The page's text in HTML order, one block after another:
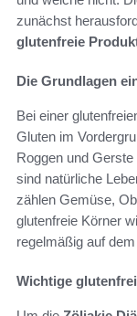
zunächst
glutenfreie
Die Grundlagen
Bei einer
Gluten im
Roggen und
sind natürliche
zählen Gemüse,
glutenfreie Körner
regelmäßig auf
Wichtige